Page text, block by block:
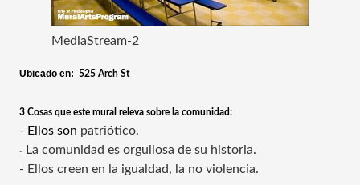
MediaStream-2
Ubicado en: 525 Arch St
3 Cosas que este mural releva sobre la comunidad:
- Ellos son patriótico.
- La comunidad es orgullosa de su historia.
- Ellos creen en la igualdad, la no violencia.